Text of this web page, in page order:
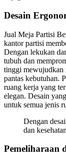
Desain
Jual Meja Partisi
kantor partisi
Dengan lekukan
tubuh dan
tinggi mewujudkan
pantas kebutuhan.
ruang kerja yang
elegan. Desain
untuk semua jenis
Dengan
dan
Pemeliharaan